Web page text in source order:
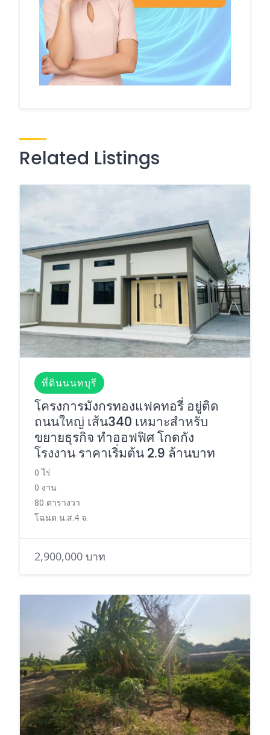
Related Listings
ที่ดินนนทบุรี
โครงการมังกรทองแฟคทอรี่ อยู่ติด
ถนนใหญ่ เส้น340 เหมาะสำหรับ
ขยายธุรกิจ ทำออฟฟิศ โกดกัง
โรงงาน ราคาเริ่มต้น 2.9 ล้านบาท
0 ไร่
0 งาน
80 ตารางวา
โฉนด น.ส.4 จ.
2,900,000 บาท